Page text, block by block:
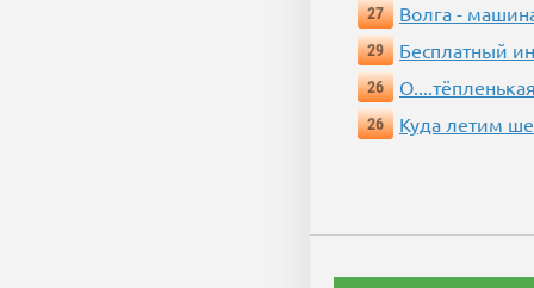
27
Волга -
29
Бесплатный
26
26
Куда летим